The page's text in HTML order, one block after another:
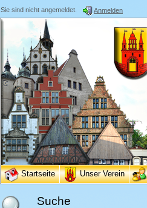
Sie sind nicht angemeldet. Anmelden
Startseite Unser Verein
Suche